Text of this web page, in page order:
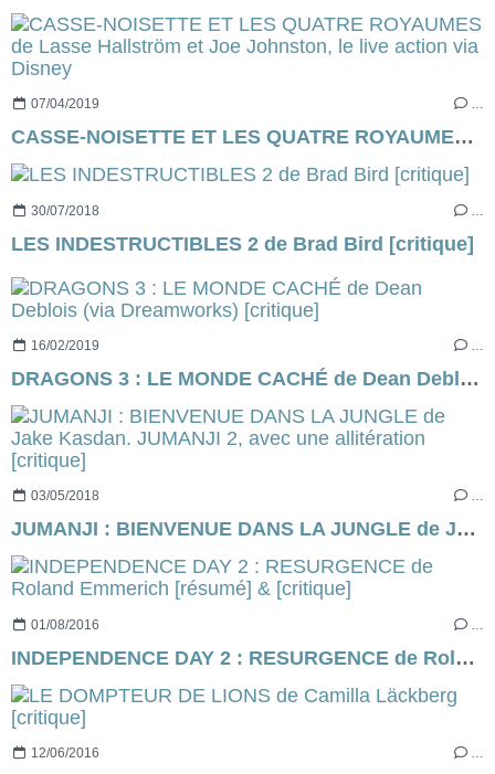
07/04/2019 …
CASSE-NOISETTE ET LES QUATRE ROYAUMES de Lasse Hallström et Joe Johnston, le live action via Disney
30/07/2018
LES INDESTRUCTIBLES 2 de Brad Bird [critique]
16/02/2019 …
DRAGONS 3 : LE MONDE CACHÉ de Dean Deblois (via Dreamworks) [critique]
03/05/2018 …
JUMANJI : BIENVENUE DANS LA JUNGLE de Jake Kasdan. JUMANJI 2, avec une allitération [critique]
01/08/2016
INDEPENDENCE DAY 2 : RESURGENCE de Roland Emmerich [résumé] & [critique]
12/06/2016 …